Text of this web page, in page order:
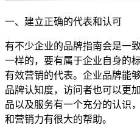
一、建立正确的代表和认可
有不少企业的品牌指南会是一
一样的，要有属于企业自身的
有效营销的代表。企业品牌能
品牌认知度，访问者也可以更
品以及服务有一个充分的认识
和营销力有很大的帮助。